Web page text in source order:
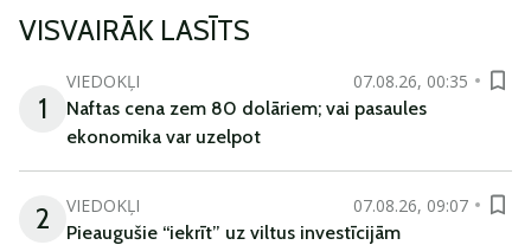
VISVAIRĀK LASĪTS
1
VIEDOKĻI
07.08.26, 00:35
Naftas cena zem 80 dolāriem; vai pasaules
ekonomika var uzelpot
2 VIEDOKĻI
07.08.26, 09:07
Pieaugušie “iekrīt” uz viltus investīcijām